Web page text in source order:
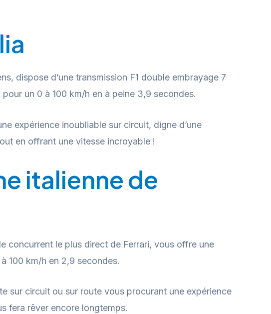
dispose d’une transmission F1 double embrayage 7
un 0 à 100 km/h en à peine 3,9 secondes.
expérience inoubliable sur circuit, digne d’une
en offrant une vitesse incroyable !
italienne de
concurrent le plus direct de Ferrari, vous offre une
100 km/h en 2,9 secondes.
sur circuit ou sur route vous procurant une expérience
fera rêver encore longtemps.